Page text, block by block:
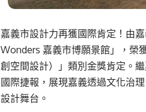
嘉義市設計力再獲國際肯定！由
Wonders 嘉義市博願景館」，榮
創空間設計）」類別金獎肯定。
國際捷報，展現嘉義透過文化治
設計舞台。